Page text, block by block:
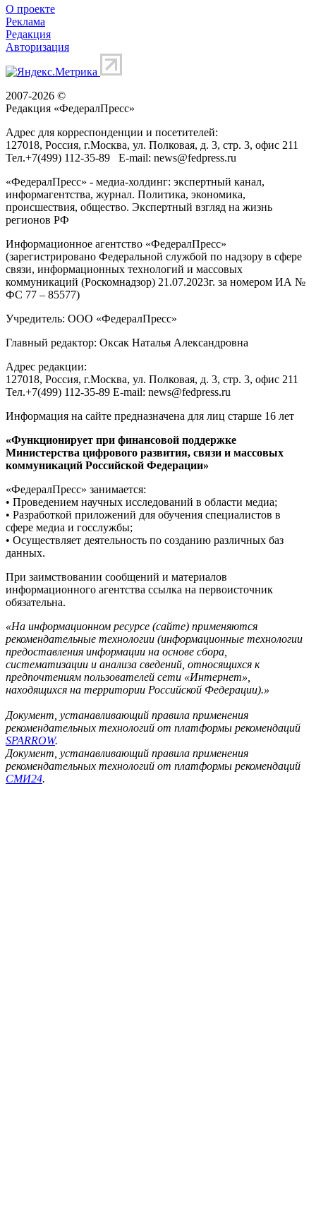
О проекте
Реклама
Редакция
Авторизация
2007-2026 ©
Редакция «ФедералПресс»
Адрес для корреспонденции и посетителей:
127018, Россия, г.Москва, ул. Полковая, д. 3, стр. 3, офис 211
Тел.+7(499) 112-35-89 E-mail: news@fedpress.ru
«ФедералПресс» - медиа-холдинг: экспертный канал,
информагентства, журнал. Политика, экономика,
происшествия, общество. Экспертный взгляд на жизнь
регионов РФ
Информационное агентство «ФедералПресс»
(зарегистрировано Федеральной службой по надзору в сфере
связи, информационных технологий и массовых
коммуникаций (Роскомнадзор) 21.07.2023г. за номером ИА №
ФС 77 – 85577)
Учредитель: ООО «ФедералПресс»
Главный редактор: Оксак Наталья Александровна
Адрес редакции:
127018, Россия, г.Москва, ул. Полковая, д. 3, стр. 3, офис 211
Тел.+7(499) 112-35-89 E-mail: news@fedpress.ru
Информация на сайте предназначена для лиц старше 16 лет
«Функционирует при финансовой поддержке
Министерства цифрового развития, связи и массовых
коммуникаций Российской Федерации»
«ФедералПресс» занимается:
• Проведением научных исследований в области медиа;
• Разработкой приложений для обучения специалистов в
сфере медиа и госслужбы;
• Осуществляет деятельность по созданию различных баз
данных.
При заимствовании сообщений и материалов
информационного агентства ссылка на первоисточник
обязательна.
«На информационном ресурсе (сайте) применяются
рекомендательные технологии (информационные технологии
предоставления информации на основе сбора,
систематизации и анализа сведений, относящихся к
предпочтениям пользователей сети «Интернет»,
находящихся на территории Российской Федерации).»
Документ, устанавливающий правила применения
рекомендательных технологий от платформы рекомендаций
SPARROW.
Документ, устанавливающий правила применения
рекомендательных технологий от платформы рекомендаций
СМИ24.